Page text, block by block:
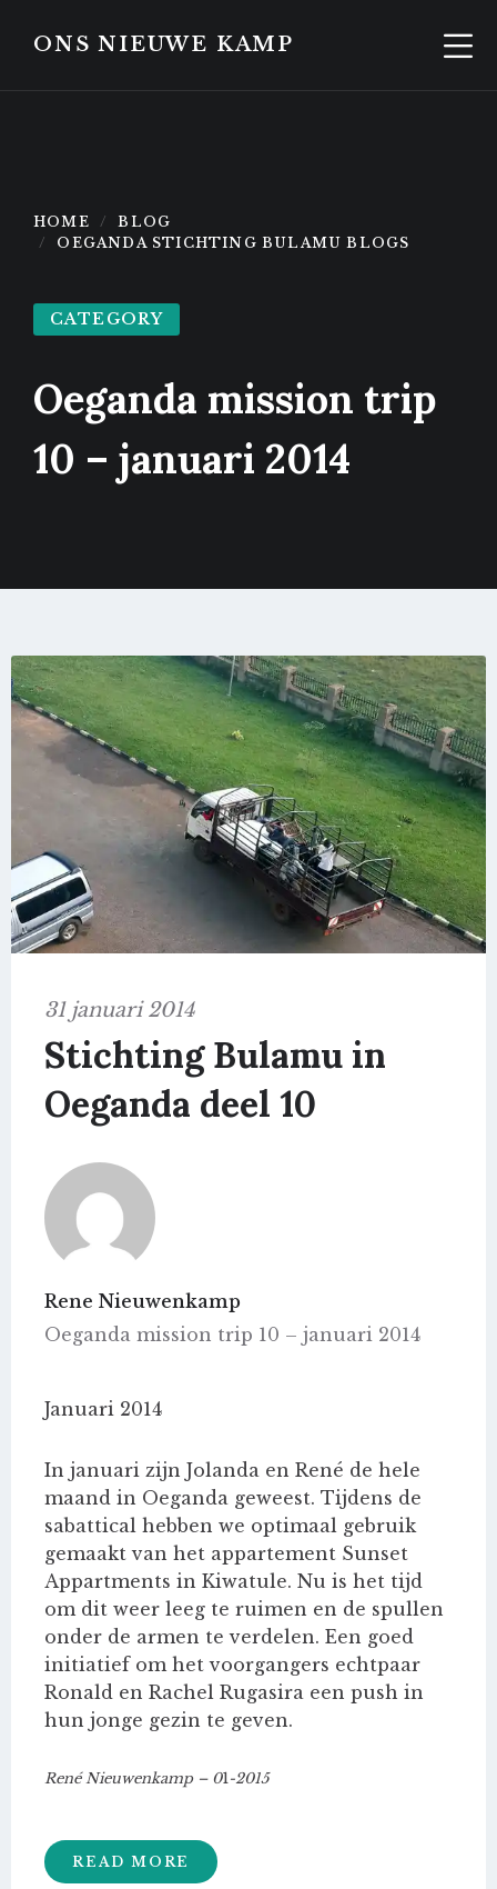
content
footerONS NIEUWE KAMP
HOME
BLOG
OEGANDA STICHTING BULAMU BLOGS
CATEGORY
Oeganda mission trip
10 – januari 2014
31 januari 2014
Stichting Bulamu in
Oeganda deel 10
Rene Nieuwenkamp
Oeganda mission trip 10 – januari 2014
Januari 2014
In januari zijn Jolanda en René de hele
maand in Oeganda geweest. Tijdens de
sabattical hebben we optimaal gebruik
gemaakt van het appartement Sunset
Appartments in Kiwatule. Nu is het tijd
om dit weer leeg te ruimen en de spullen
onder de armen te verdelen. Een goed
initiatief om het voorgangers echtpaar
Ronald en Rachel Rugasira een push in
hun jonge gezin te geven.
René Nieuwenkamp – 01-2015
READ MORE